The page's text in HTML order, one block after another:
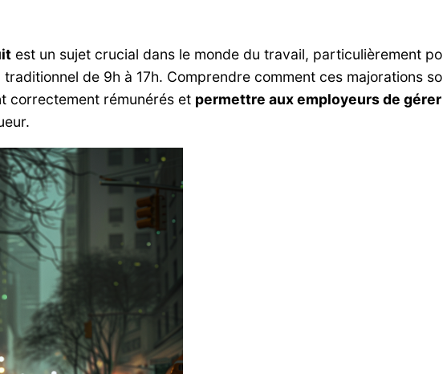
est un sujet crucial dans le monde du travail, particulièrement
traditionnel de 9h à 17h. Comprendre comment ces majorations
correctement rémunérés et permettre aux employeurs de